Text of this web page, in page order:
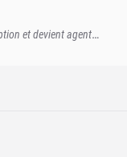
et devient agent